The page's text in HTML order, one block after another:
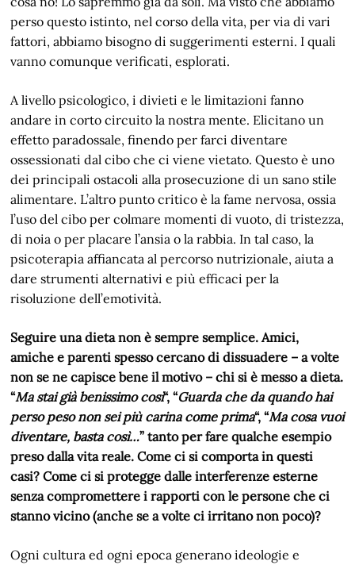
perso questo istinto, nel corso della vita, per via di vari
fattori, abbiamo bisogno di suggerimenti esterni. I quali
vanno comunque verificati, esplorati.
A livello psicologico, i divieti e le limitazioni fanno
andare in corto circuito la nostra mente. Elicitano un
effetto paradossale, finendo per farci diventare
ossessionati dal cibo che ci viene vietato. Questo è uno
dei principali ostacoli alla prosecuzione di un sano stile
alimentare. L’altro punto critico è la fame nervosa, ossia
l’uso del cibo per colmare momenti di vuoto, di tristezza,
di noia o per placare l’ansia o la rabbia. In tal caso, la
psicoterapia affiancata al percorso nutrizionale, aiuta a
dare strumenti alternativi e più efficaci per la
risoluzione dell’emotività.
Seguire una dieta non è sempre semplice. Amici,
amiche e parenti spesso cercano di dissuadere – a volte
non se ne capisce bene il motivo – chi si è messo a dieta.
“Ma stai già benissimo così“, “Guarda che da quando hai
perso peso non sei più carina come prima“, “Ma cosa vuoi
diventare, basta così…” tanto per fare qualche esempio
preso dalla vita reale. Come ci si comporta in questi
casi? Come ci si protegge dalle interferenze esterne
senza compromettere i rapporti con le persone che ci
stanno vicino (anche se a volte ci irritano non poco)?
Ogni cultura ed ogni epoca generano ideologie e